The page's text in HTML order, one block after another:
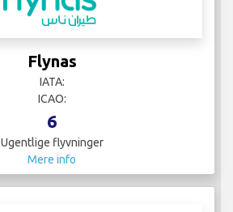
Flynas
IATA:
ICAO:
6
Ugentlige flyvninger
Mere info